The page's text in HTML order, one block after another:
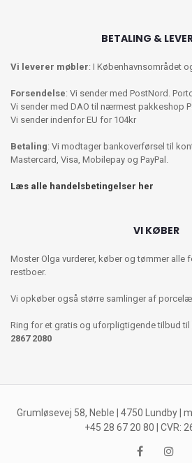
BETALING &
Vi leverer møbler: I Københavnsområdet
Forsendelse: Vi sender med PostNord.
Vi sender med DAO til nærmest pakkeshop
Vi sender indenfor EU for 104kr
Betaling: Vi modtager bankoverførsel til
Mastercard, Visa, Mobilepay og PayPal.
Læs alle handelsbetingelser her
VI KØBER
Moster Olga vurderer, køber og tømmer alle
restboer.
Vi opkøber også større samlinger af
Ring for et gratis og uforpligtigende tilbud
2867 2080
Grumløsevej 58, Neble | 4750 Lundby |
+45 28 67 20 80 | CVR: